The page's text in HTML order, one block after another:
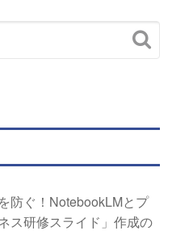
防ぐ！NotebookLMとプ
ス研修スライド」作成の